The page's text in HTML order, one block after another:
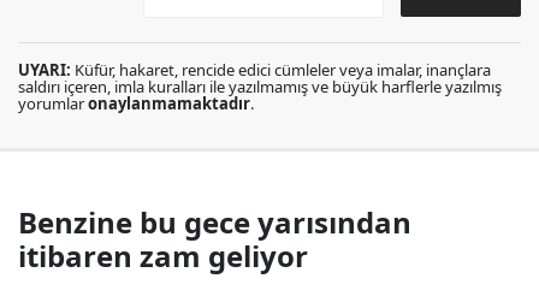
UYARI: Küfür, hakaret, rencide edici cümleler veya imalar, inançlara
saldırı içeren, imla kuralları ile yazılmamış ve büyük harflerle yazılmış
yorumlaronaylanmamaktadır.
Benzine bu gece yarısından
itibaren zam geliyor